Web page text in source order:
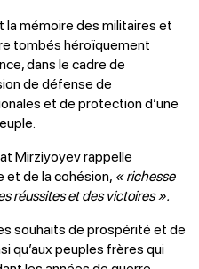
mémoire des militaires et
tombés héroïquement
dans le cadre de
de défense de
et de protection d’une
Mirziyoyev rappelle
et de la cohésion, « richesse
réussites et des victoires ».
souhaits de prospérité et de
qu’aux peuples frères qui